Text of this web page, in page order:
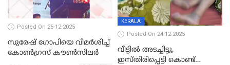
Posted On 25-12-2025
സുരേഷ് ഗോപിയെ വിമര്‍ശിച്ച്
കോണ്‍ഗ്രസ് കൗണ്‍സിലര്‍
KERALA
Posted On 24-12-2025
വീട്ടിൽ അടച്ചിട്ടു,
ഇസ്തിരിപ്പെട്ടി കൊണ്ട്